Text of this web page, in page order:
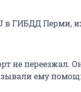
в ГИБДД Перми,
не переезжал.
ему